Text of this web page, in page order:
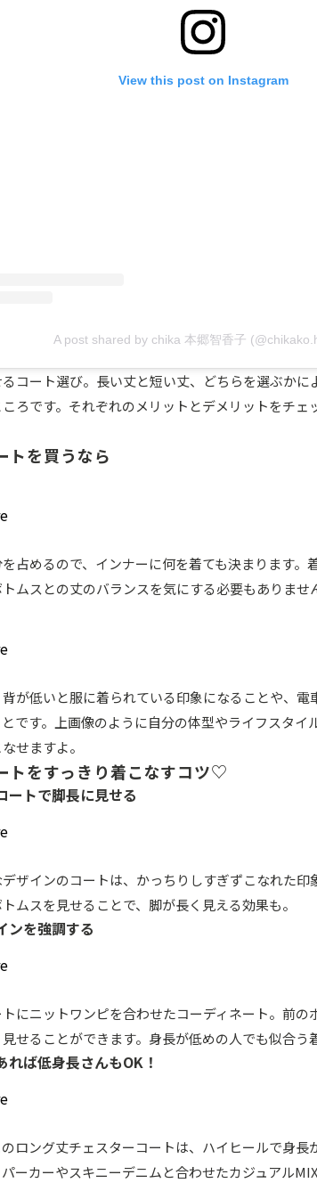
View this post on Instagram
A post shared by chika 本郷智香子
コート選び。長い丈と短い丈、どちらを選ぶか
ろです。それぞれのメリットとデメリットをチェ
トを買うなら
占めるので、インナーに何を着ても決まります
ムスとの丈のバランスを気にする必要もありませ
が低いと服に着られている印象になることや、
です。上画像のように自分の体型やライフスタ
せますよ。
トをすっきり着こなすコツ♡
ートで脚長に見せる
ザインのコートは、かっちりしすぎずこなれた
ムスを見せることで、脚が長く見える効果も。
ンを強調する
にニットワンピを合わせたコーディネート。前
せることができます。身長が低めの人でも似合う
れば低身長さんもOK！
ロング丈チェスターコートは、ハイヒールで身
ーカーやスキニーデニムと合わせたカジュアルMIX